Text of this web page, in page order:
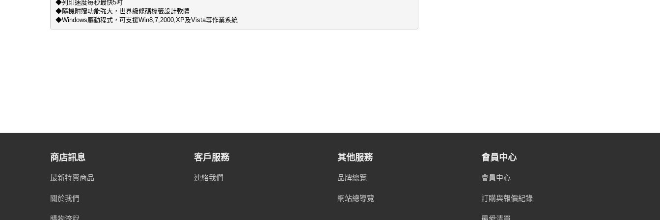
◆列印速度每秒最快5吋
◆隨機附贈功能強大，世界級條碼標籤設計軟體
◆Windows驅動程式，可支援Win8,7,2000,XP及Vista等作業系統
商店訊息
最新特賣商品
關於我們
客戶服務
連絡我們
其他服務
品牌總覽
網站總導覽
會員中心
會員中心
訂購與報價紀錄